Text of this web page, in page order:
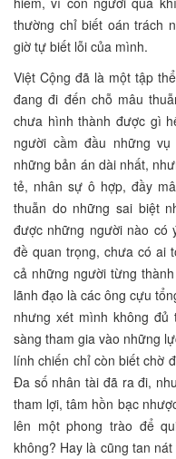
thường chỉ biết oán trách
giờ tự biết lỗi của mình.
Việt Cộng đã là một tập
đang đi đến chỗ mâu
chưa hình thành được gì
người cầm đầu những
những bản án dài nhất,
tẻ, nhân sự ô hợp, đầy
thuẫn do những sai biệt
được những người nào có
đề quan trọng, chưa có ai
cả những người từng
lãnh đạo là các ông cựu
nhưng xét mình không đủ
sàng tham gia vào những
lính chiến chỉ còn biết chờ
Đa số nhân tài đã ra đi,
tham lợi, tâm hồn bạc
lên một phong trào để
không? Hay là cũng tan